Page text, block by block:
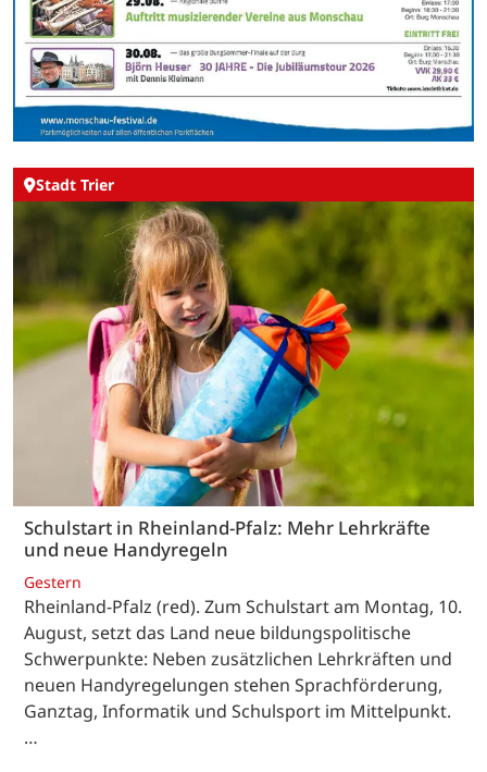
Stadt Trier
Schulstart in Rheinland-Pfalz: Mehr Lehrkräfte
und neue Handyregeln
Gestern
Rheinland-Pfalz (red). Zum Schulstart am Montag, 10.
August, setzt das Land neue bildungspolitische
Schwerpunkte: Neben zusätzlichen Lehrkräften und
neuen Handyregelungen stehen Sprachförderung,
Ganztag, Informatik und Schulsport im Mittelpunkt.
…